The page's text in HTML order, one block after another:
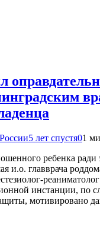
5 лет спустя01
ребенка ради
и.о. главврача
инстанции, по
мотивировано